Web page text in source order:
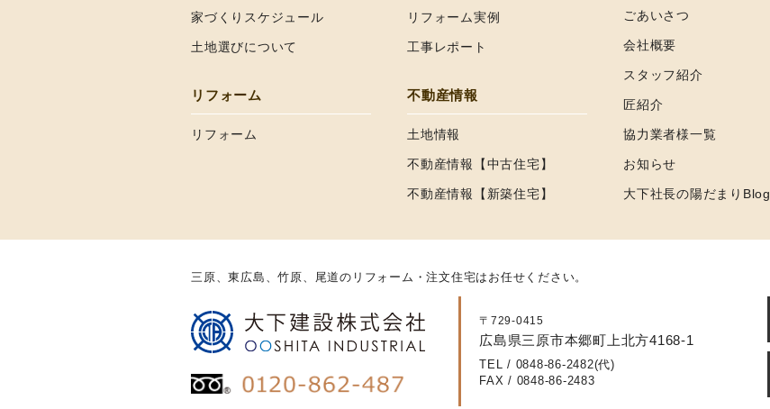
家づくりスケジュール
土地選びについて
リフォーム
リフォーム
リフォーム実例
工事レポート
不動産情報
土地情報
不動産情報【中古住宅】
不動産情報【新築住宅】
ごあいさつ
会社概要
スタッフ紹介
匠紹介
協力業者様一覧
お知らせ
大下社長の陽だまりBlog
三原、東広島、竹原、尾道のリフォーム・注文住宅はお任せください。
〒729-0415
広島県三原市本郷町上北方4168-1
TEL / 0848-86-2482(代)
FAX / 0848-86-2483